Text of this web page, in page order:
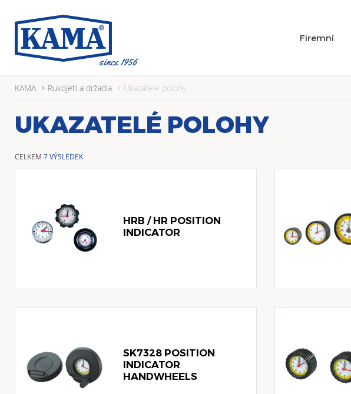
Firemní
KAMA Rukojeti a držadla Ukazatelé polohy
UKAZATELÉ POLOHY
CELKEM 7 VÝSLEDEK
HRB / HR POSITION
INDICATOR
SK7328 POSITION
INDICATOR
HANDWHEELS